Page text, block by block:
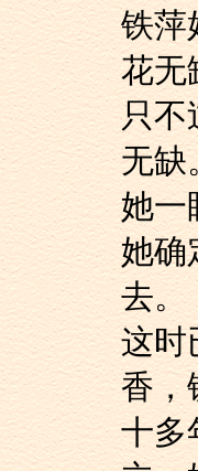


只不
无缺

她确
去。

香，
